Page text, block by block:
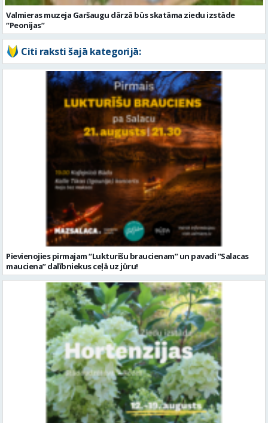
Valmieras muzeja Garšaugu dārzā būs skatāma ziedu izstāde
“Peonijas”
Citi raksti šajā kategorijā:
Pievienojies pirmajam “Lukturīšu braucienam” un pavadi “Salacas
mauciena” dalībniekus ceļā uz jūru!